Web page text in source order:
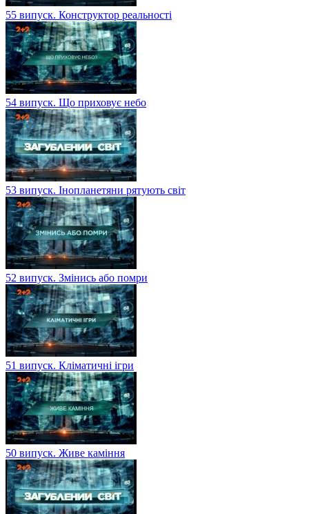
55 випуск. Конструктор реальності
54 випуск. Що приховує небо
53 випуск. Інопланетяни рятують світ
52 випуск. Змінись або помри
51 випуск. Кліматичні ігри
50 випуск. Живе каміння